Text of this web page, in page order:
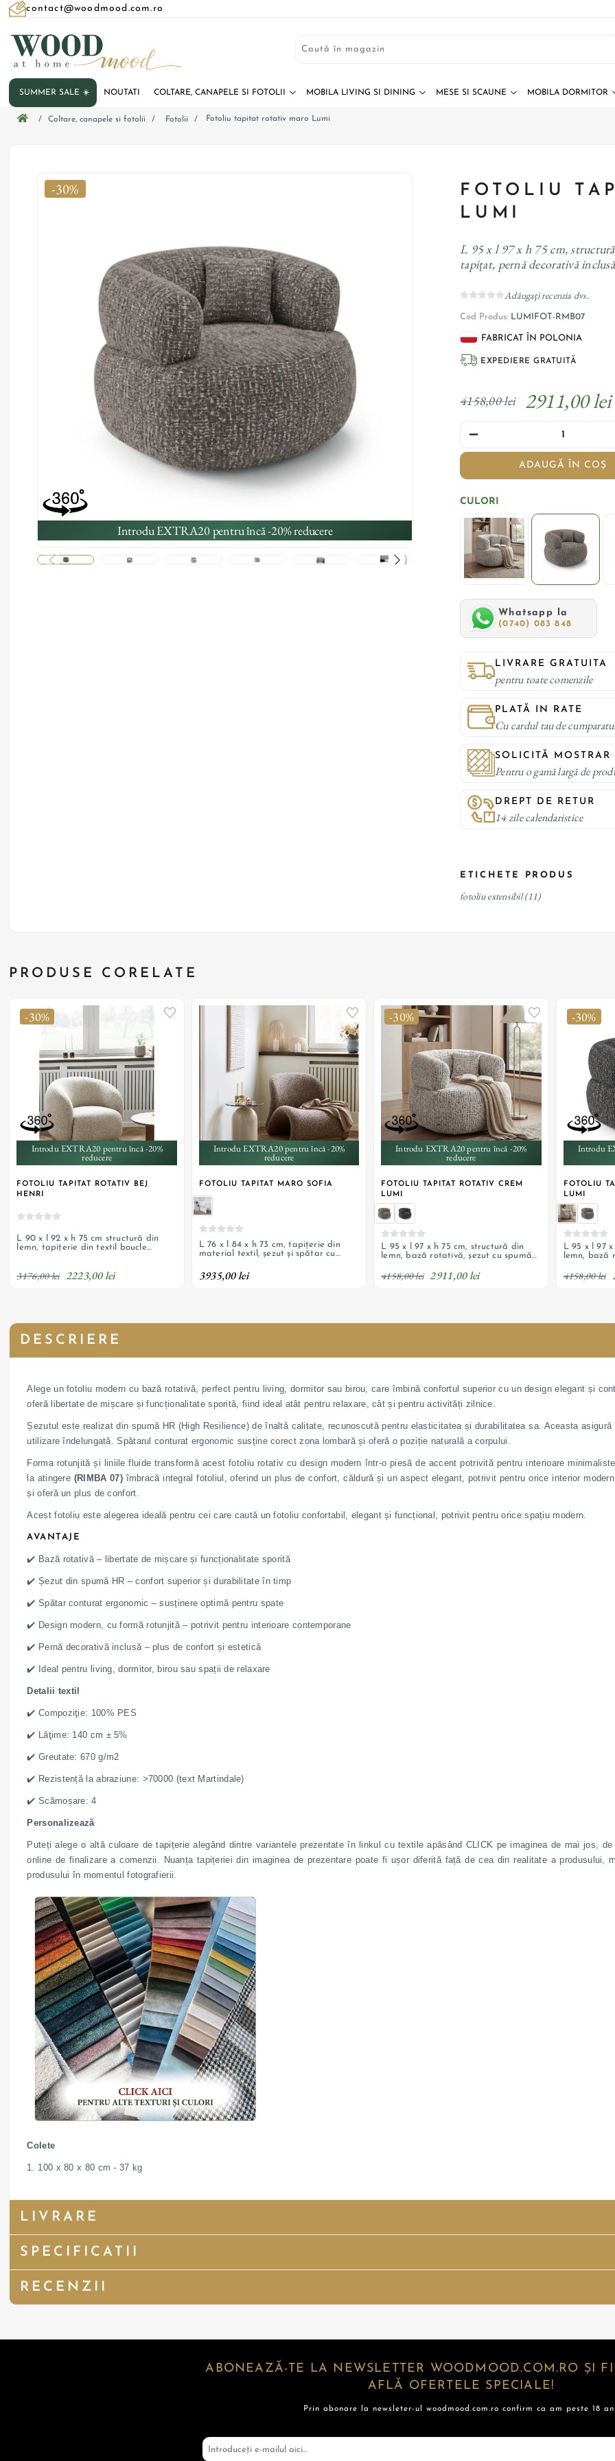
contact@woodmood.com.ro
SUMMER SALE ☀️ NOUTATI COLTARE, CANAPELE SI FOTOLII MOBILA LIVING SI DINING MESE SI SCAUNE MOBILA DORMITOR
/ Coltare, canapele si fotolii / Fotolii / Fotoliu tapitat rotativ maro Lumi
-30%
Introdu EXTRA20 pentru încă -20% reducere
FOTOLIU
LUMI
L 95 x l 97 x h 75 cm,
tapițat, pernă decorativă inclusă
Adăugați recenzia dvs.
Cod Produs: LUMIFOT-RMB07
FABRICAT ÎN POLONIA
EXPEDIERE GRATUITĂ
4158,00 lei 2911,00 lei
ADAUGĂ ÎN COȘ
CULORI
Whatsapp la
(0740) 083 848
LIVRARE GRATUITA
pentru toate comenzile
PLATĂ IN RATE
Cu cardul tau de
SOLICITĂ MOSTRAR
Pentru o gamă largă de
DREPT DE RETUR
14 zile calendaristice
ETICHETE PRODUS
fotoliu extensibil (11)
PRODUSE CORELATE
-30%
Introdu EXTRA20 pentru încă -20%
reducere
FOTOLIU TAPITAT ROTATIV BEJ
HENRI
L 90 x l 92 x h 75 cm structură din
lemn, tapițerie din textil boucle
3176,00 lei 2223,00 lei
Introdu EXTRA20 pentru încă -20%
reducere
FOTOLIU TAPITAT MARO SOFIA
L 76 x l 84 x h 73 cm, tapițerie din
material textil, șezut și spătar cu
3935,00 lei
-30%
Introdu EXTRA20 pentru încă -20%
reducere
FOTOLIU TAPITAT ROTATIV CREM
LUMI
L 95 x l 97 x h 75 cm, structură din
lemn, bază rotativă, șezut cu spumă
inclusă
4158,00 lei 2911,00 lei
-30%
Introdu
FOTOLIU
LUMI
L 95 x l 97
lemn, bază
inclusă
4158,00 lei
DESCRIERE
Alege un fotoliu modern cu bază rotativă, perfect pentru living, dormitor sau birou, care îmbină confortul superior cu un design elegant și
oferă libertate de mișcare și funcționalitate sporită, fiind ideal atât pentru relaxare, cât și pentru activități zilnice.
Șezutul este realizat din spumă HR (High Resilience) de înaltă calitate, recunoscută pentru elasticitatea și durabilitatea sa. Aceasta
utilizare îndelungată. Spătarul conturat ergonomic susține corect zona lombară și oferă o poziție naturală a corpului.
Forma rotunjită și liniile fluide transformă acest fotoliu rotativ cu design modern într-o piesă de accent potrivită pentru interioare
la atingere (RIMBA 07)îmbracă integral fotoliul, oferind un plus de confort, căldură și un aspect elegant, potrivit pentru orice interior
și oferă un plus de confort.
Acest fotoliu este alegerea ideală pentru cei care caută un fotoliu confortabil, elegant și funcțional, potrivit pentru orice spațiu modern.
AVANTAJE
✔️ Bază rotativă – libertate de mișcare și funcționalitate sporită
✔️ Șezut din spumă HR – confort superior și durabilitate în timp
✔️ Spătar conturat ergonomic – susținere optimă pentru spate
✔️ Design modern, cu formă rotunjită – potrivit pentru interioare contemporane
✔️ Pernă decorativă inclusă – plus de confort și estetică
✔️ Ideal pentru living, dormitor, birou sau spații de relaxare
Detalii textil
✔️ Compoziţie: 100% PES
✔️ Lăţime: 140 cm ± 5%
✔️ Greutate: 670 g/m2
✔️ Rezistență la abraziune: >70000 (text Martindale)
✔️ Scămoșare: 4
Personalizează
Puteți alege o altă culoare de tapițerie alegând dintre variantele prezentate în linkul cu textile apăsând CLICK pe imaginea de mai jos,
online de finalizare a comenzii. Nuanța tapițeriei din imaginea de prezentare poate fi ușor diferită față de cea din realitate a
produsului în momentul fotografierii.
Colete
1. 100 x 80 x 80 cm - 37 kg
LIVRARE
SPECIFICATII
RECENZII
ABONEAZĂ-TE LA NEWSLETTER WOODMOOD.COM.RO ȘI
AFLĂ OFERTELE SPECIALE!
Prin abonare la newsleter-ul woodmood.com.ro confirm ca am peste 18